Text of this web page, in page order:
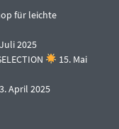
für leichte
2025
15. Mai
April 2025